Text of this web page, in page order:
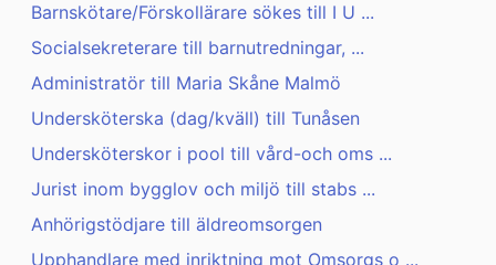
Barnskötare/Förskollärare sökes till I U ...
Socialsekreterare till barnutredningar, ...
Administratör till Maria Skåne Malmö
Undersköterska (dag/kväll) till Tunåsen
Undersköterskor i pool till vård-och oms ...
Jurist inom bygglov och miljö till stabs ...
Anhörigstödjare till äldreomsorgen
Upphandlare med inriktning mot Omsorgs o ...